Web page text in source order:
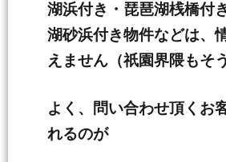
湖浜付き・琵琶湖桟橋付
湖砂浜付き物件などは、
えません（祇園界隈もそ
よく、問い合わせ頂くお
れるのが